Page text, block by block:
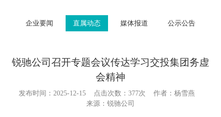
企业要闻 直属动态 媒体报道 公示公告
锐驰公司召开专题会议传达学习交投集团务虚
会精神
发布时间：2025-12-15 点击次数： 377次
作者：杨雪燕
来源：锐驰公司